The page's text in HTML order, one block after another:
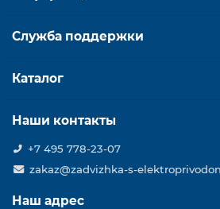
Служба поддержки
Каталог
Наши контакты
+7 495 778-23-07
zakaz@zadvizhka-s-
Наш адрес